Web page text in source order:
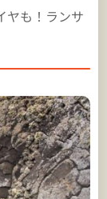
ヤも！ランサ